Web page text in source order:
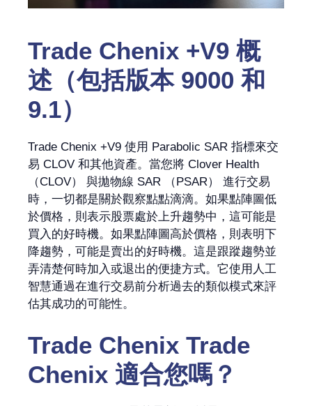
Trade Chenix +V9 概
述（包括版本 9000 和
9.1）
Trade Chenix +V9 使用 Parabolic SAR 指標來交
易 CLOV 和其他資產。當您將 Clover Health
（CLOV） 與拋物線 SAR （PSAR） 進行交易
時，一切都是關於觀察點點滴滴。如果點陣圖低
於價格，則表示股票處於上升趨勢中，這可能是
買入的好時機。如果點陣圖高於價格，則表明下
降趨勢，可能是賣出的好時機。這是跟蹤趨勢並
弄清楚何時加入或退出的便捷方式。它使用人工
智慧通過在進行交易前分析過去的類似模式來評
估其成功的可能性。
Trade Chenix Trade
Chenix 適合您嗎？